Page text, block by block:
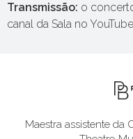
Transmissão: o
canal da Sala no YouTube
Maestra assistente da